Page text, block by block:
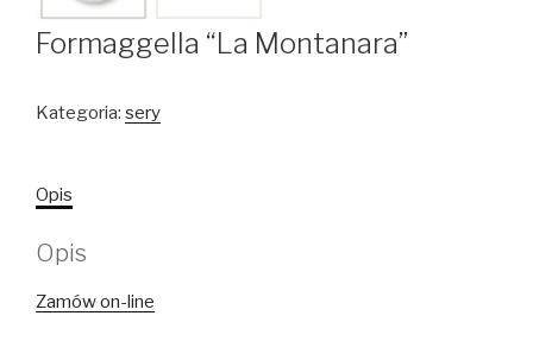
Formaggella “La Montanara”
Kategoria: sery
Opis
Opis
Zamów on-line